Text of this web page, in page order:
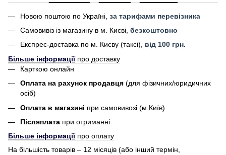
Новою поштою по Україні, за тарифами перевізника
Самовивіз із магазину в м. Києві, безкоштовно
Експрес-доставка по м. Києву (таксі), від 100 грн.
Більше інформаціїпро доставку
Карткою онлайн
Оплата на рахунок продавця (для фізичних/юридичних
осіб)
Оплата в магазині при самовивозі (м.Київ)
Післяплата при отриманні
Більше інформаціїпро оплату
На більшість товарів – 12 місяців (або інший термін,